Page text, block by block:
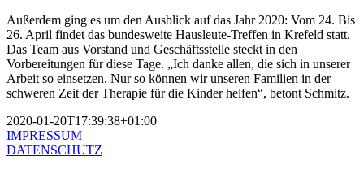
Außerdem ging es um den Ausblick auf das Jahr 2020: Vom 24. Bis
26. April findet das bundesweite Hausleute-Treffen in Krefeld statt.
Das Team aus Vorstand und Geschäftsstelle steckt in den
Vorbereitungen für diese Tage. „Ich danke allen, die sich in unserer
Arbeit so einsetzen. Nur so können wir unseren Familien in der
schweren Zeit der Therapie für die Kinder helfen“, betont Schmitz.
2020-01-20T17:39:38+01:00
IMPRESSUM
DATENSCHUTZ